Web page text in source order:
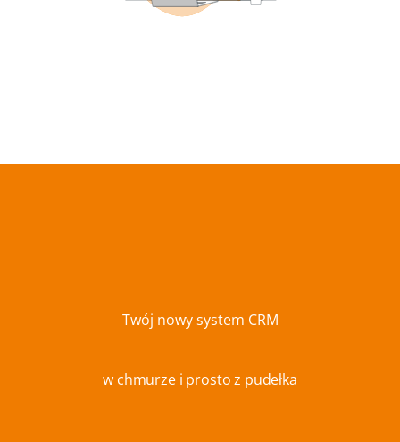
Twój nowy system CRM
w chmurze i prosto z pudełka